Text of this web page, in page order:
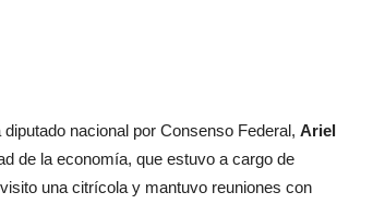
nacional por Consenso Federal, Ariel
de la economía, que estuvo a cargo de
una citrícola y mantuvo reuniones con